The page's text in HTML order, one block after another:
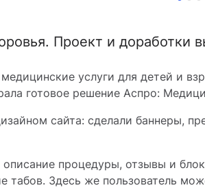
Проект и доработки
услуги для детей и
готовое решение Аспро:
сайта: сделали баннеры,
описание процедуры, отзывы и
табов. Здесь же пользователь